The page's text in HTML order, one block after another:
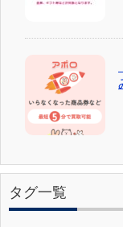
タグ一覧